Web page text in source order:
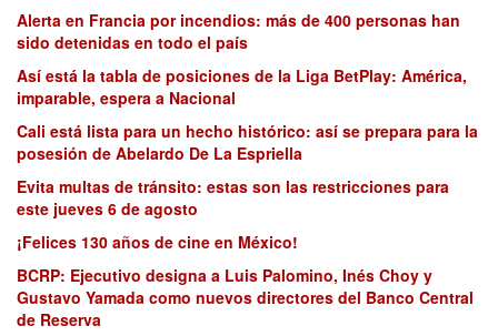
Alerta en Francia por incendios: más de 400 personas han
sido detenidas en todo el país
Así está la tabla de posiciones de la Liga BetPlay: América,
imparable, espera a Nacional
Cali está lista para un hecho histórico: así se prepara para la
posesión de Abelardo De La Espriella
Evita multas de tránsito: estas son las restricciones para
este jueves 6 de agosto
¡Felices 130 años de cine en México!
BCRP: Ejecutivo designa a Luis Palomino, Inés Choy y
Gustavo Yamada como nuevos directores del Banco Central
de Reserva